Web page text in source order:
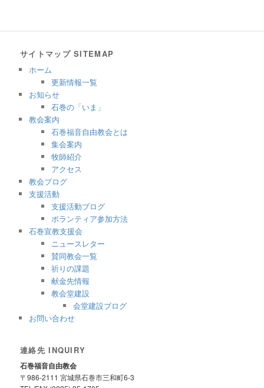
サイトマップ SITEMAP
ホーム
更新情報一覧
お知らせ
石巻の「いま」
教会案内
石巻福音自由教会とは
集会案内
牧師紹介
アクセス
教会ブログ
支援活動
支援活動ブログ
ボランティア参加方法
石巻宣教支援会
ニュースレター
賛同教会一覧
祈りの課題
献金先情報
教会堂建設
会堂建設ブログ
お問い合わせ
連絡先 INQUIRY
石巻福音自由教会
〒986-2111 宮城県石巻市三和町6-3